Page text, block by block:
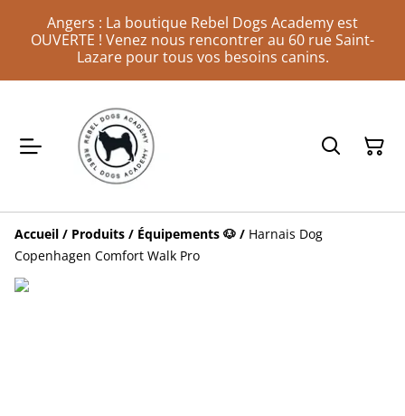
Angers : La boutique Rebel Dogs Academy est
OUVERTE ! Venez nous rencontrer au 60 rue Saint-
Lazare pour tous vos besoins canins.
Accueil / Produits / Équipements 🐶 / Harnais Dog
Copenhagen Comfort Walk Pro